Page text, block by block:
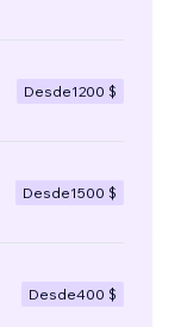
Desde1200 $
Desde1500 $
Desde400 $